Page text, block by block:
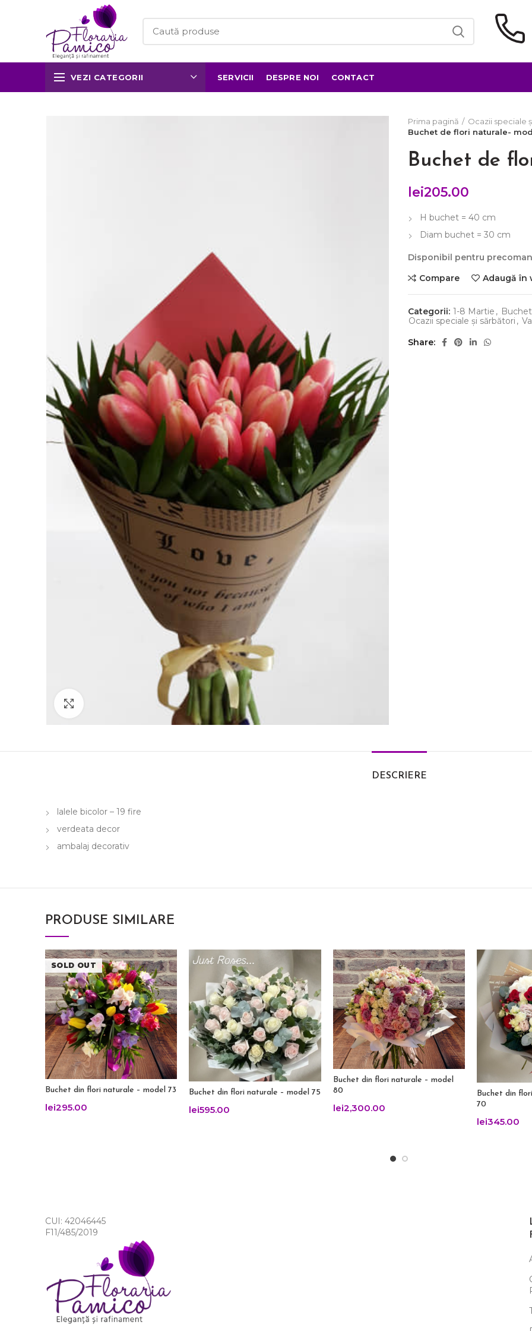
VEZI CATEGORII SERVICII DESPRE NOI CONTACT
Prima pagină
Ocazii speciale
Buchet de flori naturale-
Buchet de
lei205.00
H buchet = 40 cm
Diam buchet = 30 cm
Disponibil pentru
Compare
Adaugă în
Categorii: 1-8 Martie ,
Ocazii speciale și sărbători ,
Share
DESCRIERE
lalele bicolor – 19 fire
verdeata decor
ambalaj decorativ
PRODUSE SIMILARE
SOLD OUT
Buchet din flori naturale – model 73
lei295.00
Buchet din flori naturale – model 75
lei595.00
Buchet din flori naturale – model
80
lei2,300.00
Buchet din
70
lei345.00
CUI: 42046445
F11/485/2019